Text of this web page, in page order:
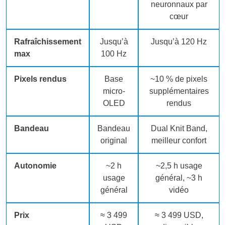
neuronnaux par
cœur
Rafraîchissement
max
Jusqu’à
100 Hz
Jusqu’à 120 Hz
Pixels rendus
Base
micro-
OLED
~10 % de pixels
supplémentaires
rendus
Bandeau
Bandeau
original
Dual Knit Band,
meilleur confort
Autonomie
~2 h
usage
général
~2,5 h usage
général, ~3 h
vidéo
Prix
≈ 3 499
≈ 3 499 USD,